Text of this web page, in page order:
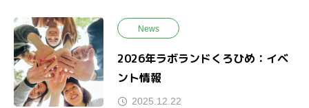
News
2026年ラボランドくろひめ：イベ
ント情報
2025.12.22